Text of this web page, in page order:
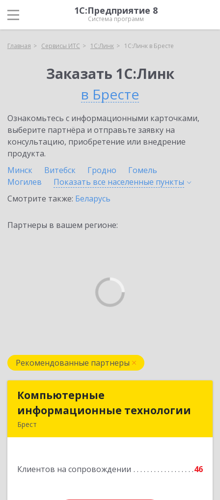
1С:Предприятие 8
Система программ
Главная Сервисы ИТС 1С:Линк 1С:Линк в Бресте
Заказать 1С:Линк
в Бресте
Ознакомьтесь с информационными карточками,
выберите партнёра и отправьте заявку на
консультацию, приобретение или внедрение
продукта.
Минск
Витебск Гродно
Гомель
Могилев
Показать все населенные пункты
Смотрите также: Беларусь
Партнеры в вашем регионе:
Рекомендованные партнеры
Компьютерные
информационные технологии
Брест
Клиентов на сопровождении 46
информационные технологии